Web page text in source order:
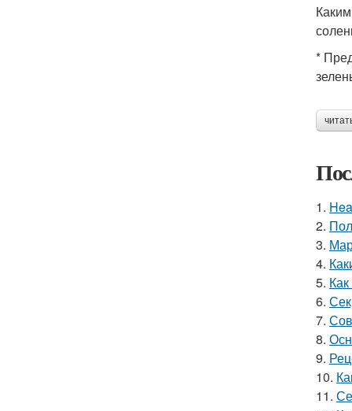
*
1.
2.
3.
4.
5.
6.
7.
8.
9.
10.
11.